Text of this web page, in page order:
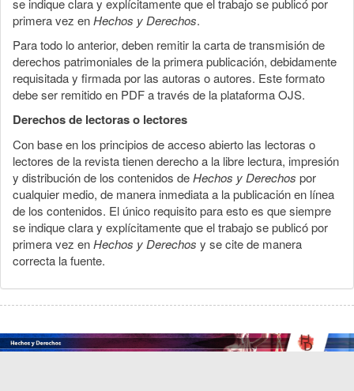
se indique clara y explícitamente que el trabajo se publicó por
primera vez enHechos y Derechos.
Para todo lo anterior, deben remitir la carta de transmisión de
derechos patrimoniales de la primera publicación, debidamente
requisitada y firmada por las autoras o autores. Este formato
debe ser remitido en PDF a través de la plataforma OJS.
Derechos de lectoras o lectores
Con base en los principios de acceso abierto las lectoras o
lectores de la revista tienen derecho a la libre lectura, impresión
y distribución de los contenidos deHechos y Derechos por
cualquier medio, de manera inmediata a la publicación en línea
de los contenidos. El único requisito para esto es que siempre
se indique clara y explícitamente que el trabajo se publicó por
primera vez enHechos y Derechos y se cite de manera
correcta la fuente.